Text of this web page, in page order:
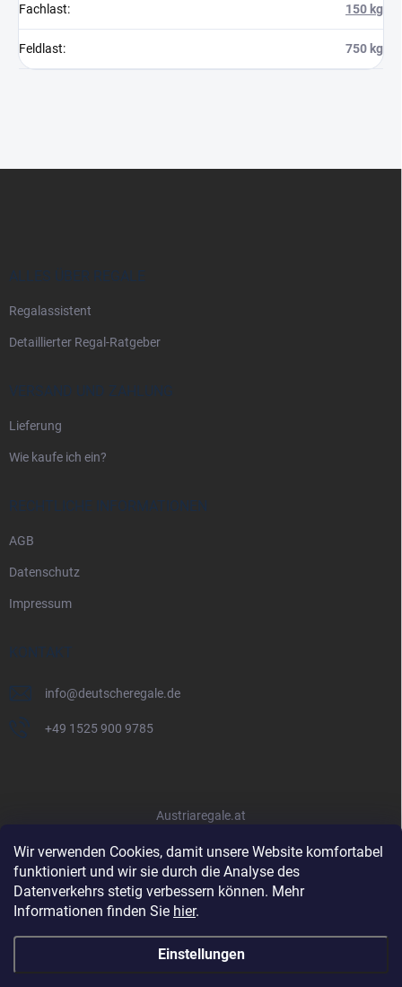
Wir verwenden Cookies, damit unsere Website komfortabel
funktioniert und wir sie durch die Analyse des
Datenverkehrs stetig verbessern können. Mehr
Informationen finden Sie hier.
Einstellungen
Fachlast: 150 kg
Feldlast: 750 kg
ALLES ÜBER REGALE
Regalassistent
Detaillierter Regal-Ratgeber
VERSAND UND ZAHLUNG
Lieferung
Wie kaufe ich ein?
RECHTLICHE INFORMATIONEN
AGB
Datenschutz
Impressum
KONTAKT
info@deutscheregale.de
+49 1525 900 9785
Austriaregale.at